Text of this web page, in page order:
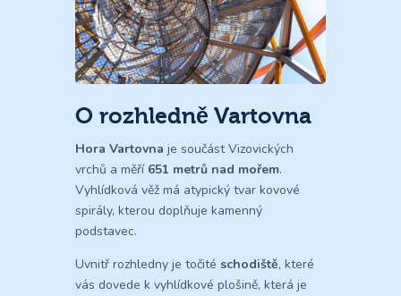
O rozhledně Vartovna
Hora Vartovna je součást Vizovických
vrchů a měří 651 metrů nad mořem.
Vyhlídková věž má atypický tvar kovové
spirály, kterou doplňuje kamenný
podstavec.
Uvnitř rozhledny je točité schodiště, které
vás dovede k vyhlídkové plošině, která je